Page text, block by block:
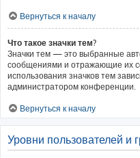
Вернуться к началу
Что такое значки тем?
Значки тем — это выбранные
сообщениями и отражающие их
использования значков тем
администратором конференции.
Вернуться к началу
Уровни пользователей и